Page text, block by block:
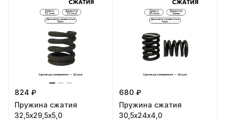
824 ₽
Пружина сжатия
32,5х29,5х5,0
680 ₽
Пружина сжатия
30,5х24х4,0